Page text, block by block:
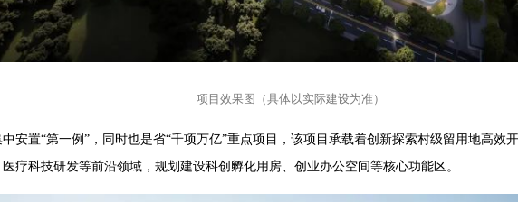
项目效果图（具体以实际建设为准）
安置“第一例”，同时也是省“千项万亿”重点项目，该项目承载着创新探索村级留用地高效
疗科技研发等前沿领域，规划建设科创孵化用房、创业办公空间等核心功能区。